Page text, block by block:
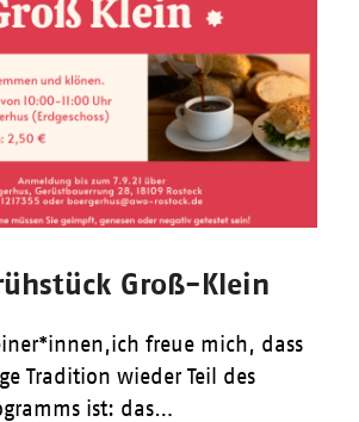
Groß-Klein
freue mich, dass
Tradition wieder Teil des
ist: das…